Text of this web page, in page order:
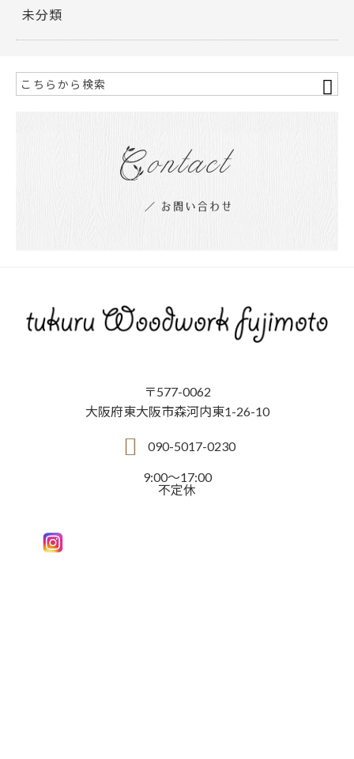
未分類
〒577-0062
大阪府東大阪市森河内東1-26-10
090-5017-0230
9:00～17:00
不定休